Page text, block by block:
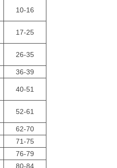
10-16
17-25
26-35
36-39
40-51
52-61
62-70
71-75
76-79
80-84